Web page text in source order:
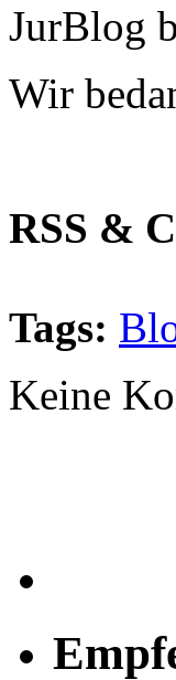
JurBlog
Wir
RSS &
Tags:
Keine